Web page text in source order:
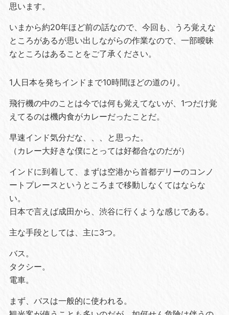
思います。
いまから約20年ほど前の話なので、今回も、うろ覚えな
ところがあるが思い出しながらの作業なので、一部曖昧
なところはあることをご了承ください。
1人日本を発ちインドまで10時間ほどの道のり。
飛行機の中のことは今では何も覚えてないが、1つだけ覚
えてるのは機内食がカレーだったことだ。
早速インド気分だな、、、と思った。
（カレー大好きな僕にとっては好都合なのだが）
インドに到着して、まずは空港から首都デリーのコンノ
ートプレースというところまで移動しなくてはならな
い。
日本で言えば成田から、渋谷に行くような感じである。
主な手段としては、主に3つ。
バス。
タクシー。
電車。
まず、バスは一般的に使われる。